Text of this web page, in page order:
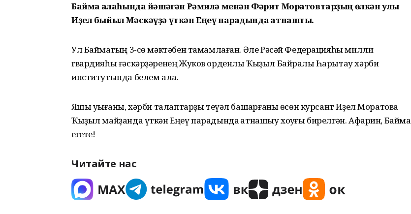
Баймаҡ ҡалаһында йәшәгән Рәмилә менән Фәрит Моратовтарҙың өлкән улы
Иҙел быйыл Мәскәүҙә үткән Еңеү парадында ҡатнашты.
Ул Баймаҡтың 3-сө мәктәбен тамамлаған. Әле Рәсәй Федерацияһы милли
гвардияһы ғәскәрҙәренең Жуков орденлы Ҡыҙыл Байраҡлы Һарытау хәрби
институтында белем ала.
Яҡшы уҡығаны, хәрби талаптарҙы теүәл башҡарғаны өсөн курсант Иҙел Моратовҡа
Ҡыҙыл майҙанда үткән Еңеү парадында ҡатнашыу хоҡуғы бирелгән. Афарин, Баймаҡ
егете!
Читайте нас